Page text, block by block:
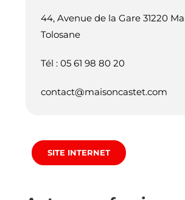
44, Avenue de la Gare 31220
Tolosane
Tél : 05 61 98 80 20
contact@maisoncastet.com
SITE INTERNET